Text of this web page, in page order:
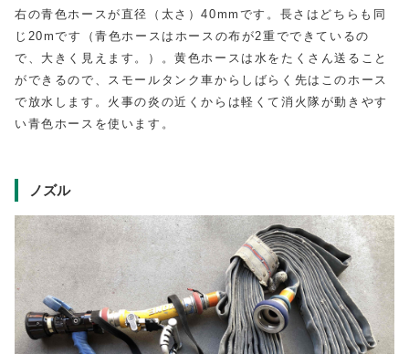
右の青色ホースが直径（太さ）40mmです。長さはどちらも同
じ20mです（青色ホースはホースの布が2重でできているの
で、大きく見えます。）。黄色ホースは水をたくさん送ること
ができるので、スモールタンク車からしばらく先はこのホース
で放水します。火事の炎の近くからは軽くて消火隊が動きやす
い青色ホースを使います。
ノズル